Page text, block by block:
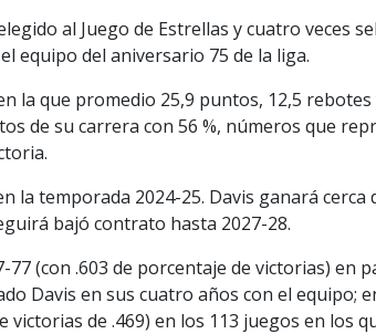
al Juego de Estrellas y cuatro veces
equipo del aniversario 75 de la liga.
la que promedio 25,9 puntos, 12,5 rebotes
de su carrera con 56 %, números que
la temporada 2024-25. Davis ganará cerca
bajó contrato hasta 2027-28.
77 (con .603 de porcentaje de victorias) en
Davis en sus cuatro años con el equipo;
victorias de .469) en los 113 juegos en los